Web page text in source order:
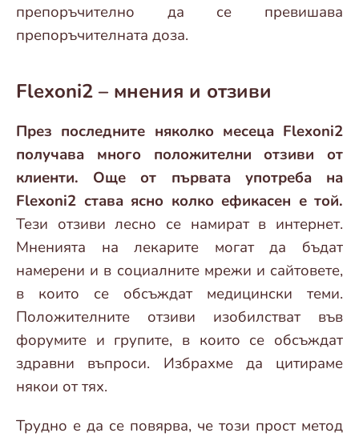
препоръчително да се превишава
препоръчителната доза.
Flexoni2 – мнения и отзиви
През последните няколко месеца Flexoni2
получава много положителни отзиви от
клиенти. Още от първата употреба на
Flexoni2 става ясно колко ефикасен е той.
Тези отзиви лесно се намират в интернет.
Мненията на лекарите могат да бъдат
намерени и в социалните мрежи и сайтовете,
в които се обсъждат медицински теми.
Положителните отзиви изобилстват във
форумите и групите, в които се обсъждат
здравни въпроси. Избрахме да цитираме
някои от тях.
Трудно е да се повярва, че този прост метод